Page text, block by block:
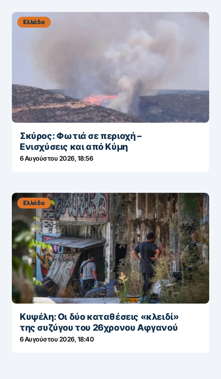
Ελλάδα
Σκύρος: Φωτιά σε περιοχή –
Ενισχύσεις και από Κύμη
6 Αυγούστου 2026, 18:56
Ελλάδα
Κυψέλη: Οι δύο καταθέσεις «κλειδί»
της συζύγου του 26χρονου Αφγανού
6 Αυγούστου 2026, 18:40